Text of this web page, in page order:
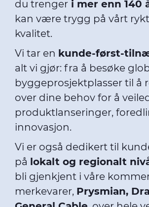
du trenger i mer enn 140
kan være trygg på vårt
kvalitet.
Vi tar en kunde-først-
alt vi gjør: fra å besøke
byggeprosjektplasser til å
over dine behov for å
produktlanseringer,
innovasjon.
Vi er også dedikert til
på lokalt og regionalt
bli gjenkjent i våre
merkevarer, Prysmian,